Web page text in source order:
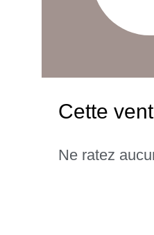
Cette
Ne ratez